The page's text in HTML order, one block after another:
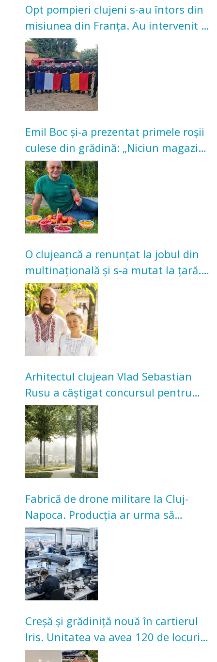
Opt pompieri clujeni s-au întors din
misiunea din Franța. Au intervenit la
incendii de vegetație și pădure
Emil Boc și-a prezentat primele roșii
culese din grădină: „Niciun magazin
nu poate oferi această satisfacție”
O clujeancă a renunțat la jobul din
multinațională și s-a mutat la țară.
Acum cultivă legume în grădina
bunicilor
Arhitectul clujean Vlad Sebastian
Rusu a câștigat concursul pentru
transformarea Grădinii Casei
Universitarilor
Fabrică de drone militare la Cluj-
Napoca. Producția ar urma să
înceapă în toamna acestui an
Creșă și grădiniță nouă în cartierul
Iris. Unitatea va avea 120 de locuri
pentru copii